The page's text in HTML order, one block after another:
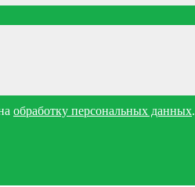
обработку персональных данных.